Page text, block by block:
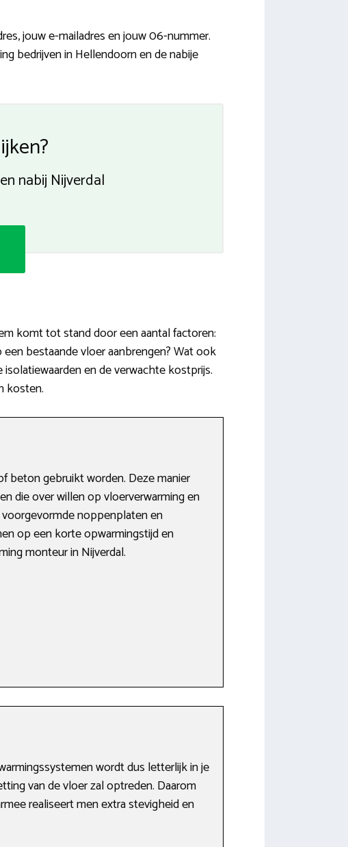
jouw e-mailadres en jouw 06-nummer.
bedrijven in Hellendoorn en de nabije
nabij Nijverdal
komt tot stand door een aantal factoren:
bestaande vloer aanbrengen? Wat ook
en de verwachte kostprijs.
kosten.
beton gebruikt worden. Deze manier
die over willen op vloerverwarming en
noppenplaten en
op een korte opwarmingstijd en
monteur in Nijverdal.
wordt dus letterlijk in je
van de vloer zal optreden. Daarom
realiseert men extra stevigheid en